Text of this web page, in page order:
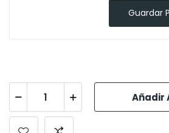
Guardar
Añadir